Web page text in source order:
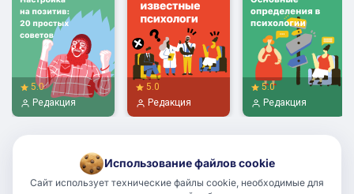
5.0
Редакция
5.0
Редакция
5.0
Редакция
Использование файлов cookie
Сайт использует технические файлы cookie, необходимые для